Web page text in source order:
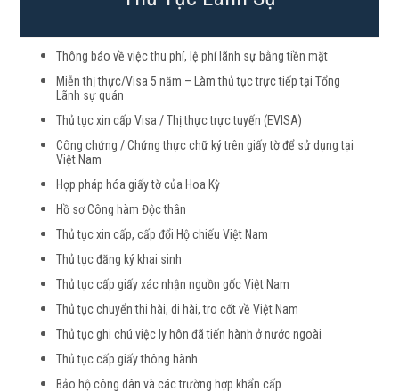
Thông báo về việc thu phí, lệ phí lãnh sự bằng tiền mặt
Miễn thị thực/Visa 5 năm – Làm thủ tục trực tiếp tại Tổng
Lãnh sự quán
Thủ tục xin cấp Visa / Thị thực trực tuyến (EVISA)
Công chứng / Chứng thực chữ ký trên giấy tờ để sử dụng tại
Việt Nam
Hợp pháp hóa giấy tờ của Hoa Kỳ
Hồ sơ Công hàm Độc thân
Thủ tục xin cấp, cấp đổi Hộ chiếu Việt Nam
Thủ tục đăng ký khai sinh
Thủ tục cấp giấy xác nhận nguồn gốc Việt Nam
Thủ tục chuyển thi hài, di hài, tro cốt về Việt Nam
Thủ tục ghi chú việc ly hôn đã tiến hành ở nước ngoài
Thủ tục cấp giấy thông hành
Bảo hộ công dân và các trường hợp khẩn cấp